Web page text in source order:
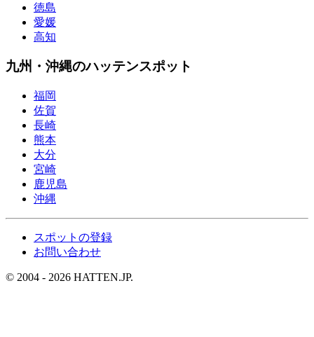
徳島
愛媛
高知
九州・沖縄のハッテンスポット
福岡
佐賀
長崎
熊本
大分
宮崎
鹿児島
沖縄
スポットの登録
お問い合わせ
© 2004 - 2026 HATTEN.JP.